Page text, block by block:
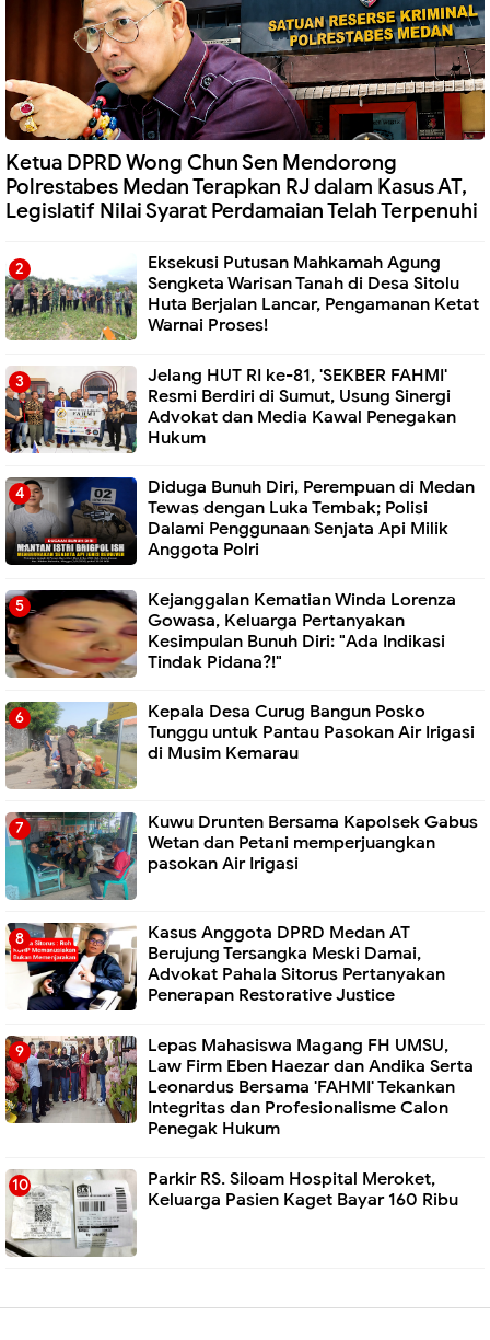
Ketua DPRD Wong Chun Sen Mendorong
Polrestabes Medan Terapkan RJ dalam Kasus AT,
Legislatif Nilai Syarat Perdamaian Telah Terpenuhi
Eksekusi Putusan Mahkamah Agung
Sengketa Warisan Tanah di Desa Sitolu
Huta Berjalan Lancar, Pengamanan Ketat
Warnai Proses!
Jelang HUT RI ke-81, 'SEKBER FAHMI'
Resmi Berdiri di Sumut, Usung Sinergi
Advokat dan Media Kawal Penegakan
Hukum
Diduga Bunuh Diri, Perempuan di Medan
Tewas dengan Luka Tembak; Polisi
Dalami Penggunaan Senjata Api Milik
Anggota Polri
Kejanggalan Kematian Winda Lorenza
Gowasa, Keluarga Pertanyakan
Kesimpulan Bunuh Diri: "Ada Indikasi
Tindak Pidana?!"
Kepala Desa Curug Bangun Posko
Tunggu untuk Pantau Pasokan Air Irigasi
di Musim Kemarau
Kuwu Drunten Bersama Kapolsek Gabus
Wetan dan Petani memperjuangkan
pasokan Air Irigasi
Kasus Anggota DPRD Medan AT
Berujung Tersangka Meski Damai,
Advokat Pahala Sitorus Pertanyakan
Penerapan Restorative Justice
Lepas Mahasiswa Magang FH UMSU,
Law Firm Eben Haezar dan Andika Serta
Leonardus Bersama 'FAHMI' Tekankan
Integritas dan Profesionalisme Calon
Penegak Hukum
Parkir RS. Siloam Hospital Meroket,
Keluarga Pasien Kaget Bayar 160 Ribu